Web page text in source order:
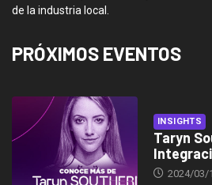
de la industria local.
PRÓXIMOS EVENTOS
INSIGHTS
Taryn
2024/03/